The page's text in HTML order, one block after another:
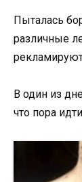
Пыталась
различные
В один из
что пора